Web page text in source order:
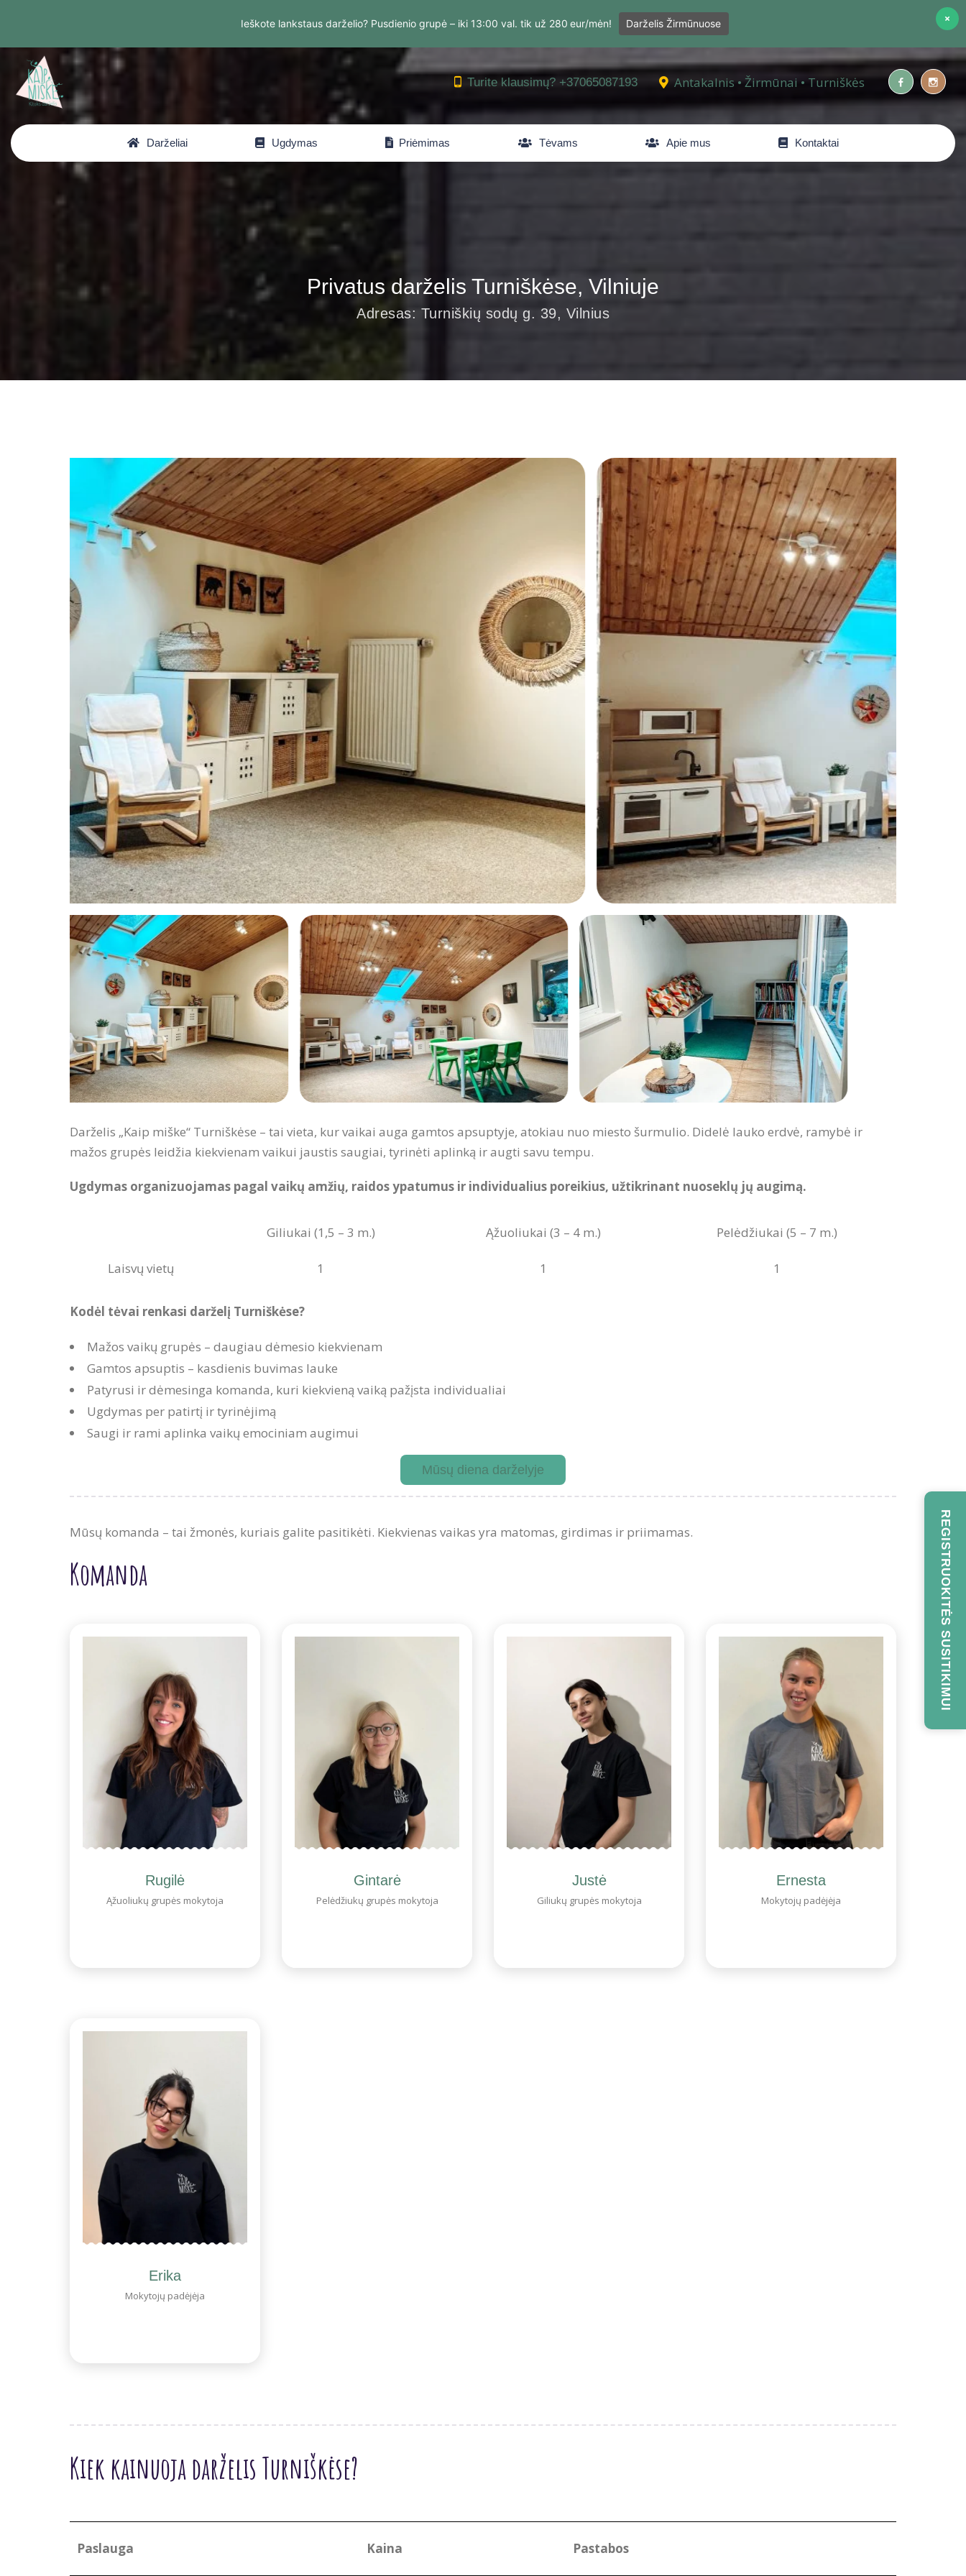
Turite klausimų? +37065087193 Antakalnis • Žirmūnai • Turniškės
Darželiai Ugdymas ‎ ‎ Priėmimas Tėvams Apie mus Kontaktai
Privatus darželis Turniškėse, Vilniuje
Adresas: Turniškių sodų g. 39, Vilnius
Darželis „Kaip miške“ Turniškėse – tai vieta, kur vaikai auga gamtos apsuptyje, atokiau nuo miesto šurmulio. Didelė lauko erdvė, ramybė ir
mažos grupės leidžia kiekvienam vaikui jaustis saugiai, tyrinėti aplinką ir augti savu tempu.
Ugdymas organizuojamas pagal vaikų amžių, raidos ypatumus ir individualius poreikius, užtikrinant nuoseklų jų augimą.
Giliukai (1,5 – 3 m.) Ąžuoliukai (3 – 4 m.) Pelėdžiukai (5 – 7 m.)
Laisvų vietų 1 1 1
Kodėl tėvai renkasi darželį Turniškėse?
Mažos vaikų grupės – daugiau dėmesio kiekvienam
Gamtos apsuptis – kasdienis buvimas lauke
Patyrusi ir dėmesinga komanda, kuri kiekvieną vaiką pažįsta individualiai
Ugdymas per patirtį ir tyrinėjimą
Saugi ir rami aplinka vaikų emociniam augimui
Mūsų diena darželyje
Mūsų komanda – tai žmonės, kuriais galite pasitikėti. Kiekvienas vaikas yra matomas, girdimas ir priimamas.
Komanda
Rugilė
Ąžuoliukų grupės mokytoja
Gintarė
Pelėdžiukų grupės mokytoja
Justė
Giliukų grupės mokytoja
Ernesta
Mokytojų padėjėja
Erika
Mokytojų padėjėja
Kiek kainuoja darželis Turniškėse?
Paslauga Kaina Pastabos
REGISTRUOKITĖS SUSITIKIMUI
Ieškote lankstaus darželio? Pusdienio grupė – iki 13:00 val. tik už 280 eur/mėn! Darželis Žirmūnuose